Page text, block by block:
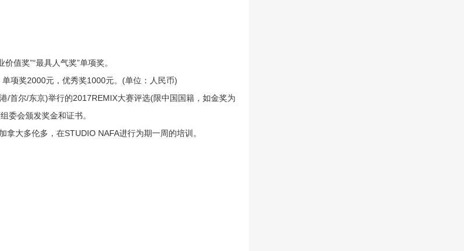
值奖”“最具人气奖”单项奖。
项奖2000元，优秀奖1000元。(单位：人民币)
/首尔/东京)举行的2017REMIX大赛评选(限中国国籍，如金奖为
委会颁发奖金和证书。
大多伦多，在STUDIO NAFA进行为期一周的培训。